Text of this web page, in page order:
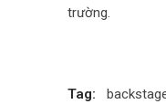
trường.
Tag: